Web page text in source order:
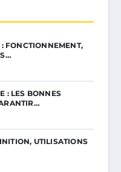
FONCTIONNEMENT,
: LES BONNES
UTILISATIONS